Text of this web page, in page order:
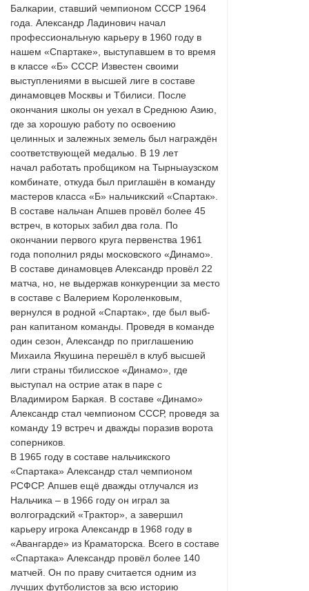
Балкарии, ставший чемпионом СССР 1964
года. Александр Ладинович начал
профессиональную карьеру в 1960 году в
нашем «Спартаке», выступавшем в то время
в классе «Б» СССР. Известен своими
выступлениями в высшей лиге в составе
динамовцев Москвы и Тбилиси. После
окончания школы он уехал в Среднюю Азию,
где за хорошую работу по освоению
целинных и залежных земель был награждён
соответствующей медалью. В 19 лет
начал работать пробщиком на Тырныаузском
комбинате, откуда был приглашён в команду
мастеров класса «Б» нальчикский «Спартак».
В составе нальчан Апшев провёл более 45
встреч, в которых забил два гола. По
окончании первого круга первенства 1961
года пополнил ряды московского «Динамо».
В составе динамовцев Александр провёл 22
матча, но, не выдержав конкуренции за место
в составе с Валерием Короленковым,
вернулся в родной «Спартак», где был выб-
ран капитаном команды. Проведя в команде
один сезон, Александр по приглашению
Михаила Якушина перешёл в клуб высшей
лиги страны тбилисское «Динамо», где
выступал на острие атак в паре с
Владимиром Баркая. В составе «Динамо»
Александр стал чемпионом СССР, проведя за
команду 19 встреч и дважды поразив ворота
соперников.
В 1965 году в составе нальчикского
«Спартака» Александр стал чемпионом
РСФСР. Апшев ещё дважды отлучался из
Нальчика – в 1966 году он играл за
волгоградский «Трактор», а завершил
карьеру игрока Александр в 1968 году в
«Авангарде» из Краматорска. Всего в составе
«Спартака» Александр провёл более 140
матчей. Он по праву считается одним из
лучших футболистов за всю историю